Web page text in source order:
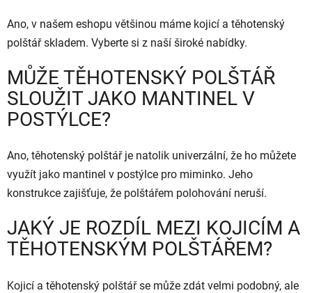
Ano, v našem eshopu většinou máme kojicí a těhotenský
polštář skladem. Vyberte si z naší široké nabídky.
MŮŽE TĚHOTENSKÝ POLŠTÁŘ
SLOUŽIT JAKO MANTINEL V
POSTÝLCE?
Ano, těhotenský polštář je natolik univerzální, že ho můžete
využít jako mantinel v postýlce pro miminko. Jeho
konstrukce zajišťuje, že polštářem polohování neruší.
JAKÝ JE ROZDÍL MEZI KOJICÍM A
TĚHOTENSKÝM POLŠTÁŘEM?
Kojicí a těhotenský polštář se může zdát velmi podobný, ale